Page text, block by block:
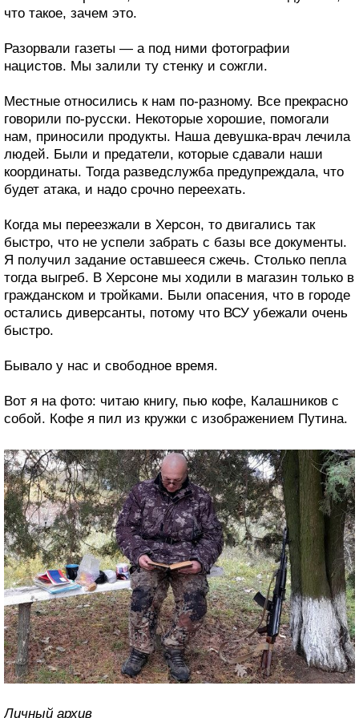
что такое, зачем это.
Разорвали газеты — а под ними фотографии
нацистов. Мы залили ту стенку и сожгли.
Местные относились к нам по-разному. Все прекрасно
говорили по-русски. Некоторые хорошие, помогали
нам, приносили продукты. Наша девушка-врач лечила
людей. Были и предатели, которые сдавали наши
координаты. Тогда разведслужба предупреждала, что
будет атака, и надо срочно переехать.
Когда мы переезжали в Херсон, то двигались так
быстро, что не успели забрать с базы все документы.
Я получил задание оставшееся сжечь. Столько пепла
тогда выгреб. В Херсоне мы ходили в магазин только в
гражданском и тройками. Были опасения, что в городе
остались диверсанты, потому что ВСУ убежали очень
быстро.
Бывало у нас и свободное время.
Вот я на фото: читаю книгу, пью кофе, Калашников с
собой. Кофе я пил из кружки с изображением Путина.
Личный архив